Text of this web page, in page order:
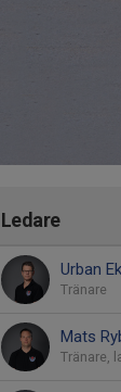
Ledare
Urban
Tränare
Mats
Tränare,